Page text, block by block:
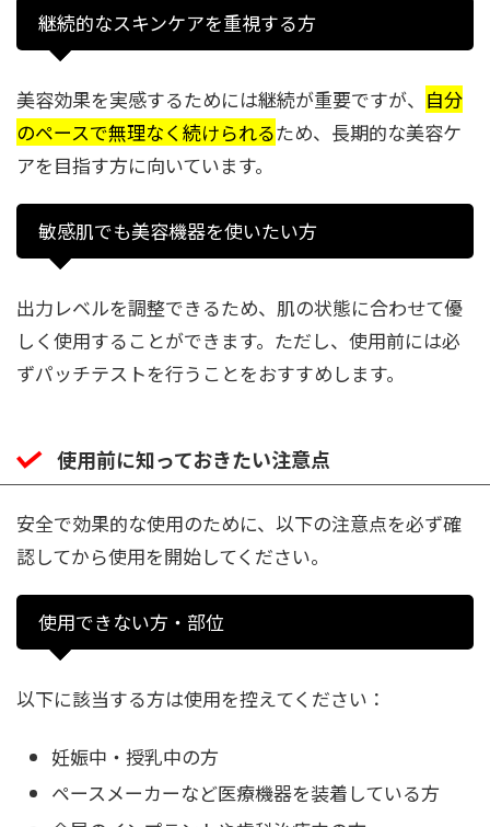
継続的なスキンケアを重視する方
美容効果を実感するためには継続が重要ですが、 自分
のペースで無理なく続けられるため、長期的な美容ケ
アを目指す方に向いています。
敏感肌でも美容機器を使いたい方
出力レベルを調整できるため、肌の状態に合わせて優
しく使用することができます。ただし、使用前には必
ずパッチテストを行うことをおすすめします。
使用前に知っておきたい注意点
安全で効果的な使用のために、以下の注意点を必ず確
認してから使用を開始してください。
使用できない方・部位
以下に該当する方は使用を控えてください：
妊娠中・授乳中の方
ペースメーカーなど医療機器を装着している方